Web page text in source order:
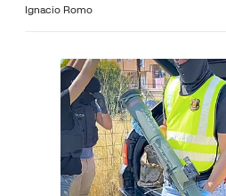
Ignacio Romo